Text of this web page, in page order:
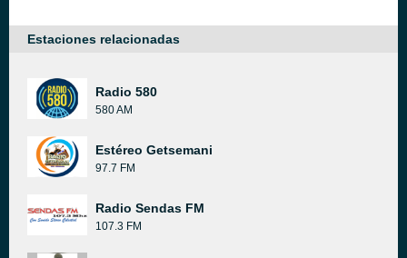
Estaciones relacionadas
Radio 580
580 AM
Estéreo Getsemani
97.7 FM
Radio Sendas FM
107.3 FM